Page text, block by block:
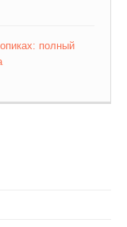
полный